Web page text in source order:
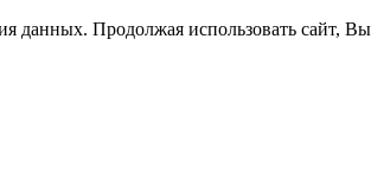
данных. Продолжая использовать сайт, Вы